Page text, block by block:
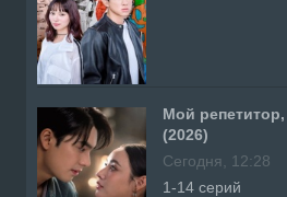
Мой
(2026)
Сегодня, 12:28
1-14 серий